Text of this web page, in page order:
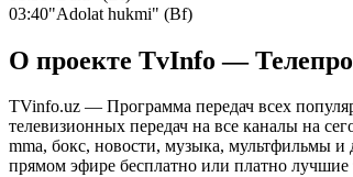
03:40"Adolat hukmi" (Bf)
О проекте TvInfo —
TVinfo.uz — Программа передач всех
телевизионных передач на все каналы на
mma, бокс, новости, музыка, мультфильмы и
прямом эфире бесплатно или платно